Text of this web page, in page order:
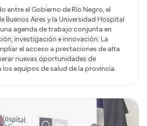
entre el Gobierno de Río Negro, el
Buenos Aires y la Universidad Hospital
agenda de trabajo conjunta en
investigación e innovación. La
el acceso a prestaciones de alta
nuevas oportunidades de
equipos de salud de la provincia.